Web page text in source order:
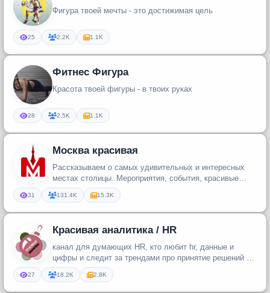
Фигура твоей мечты - это достижимая цель
25 2.2K 1.1K
Фитнес Фигура
Красота твоей фигуры - в твоих руках
28 2.5K 1.1K
Москва красивая
Рассказываем о самых удивительных и интересных
местах столицы. Мероприятия, события, красивые
локации и заведения Москв...
31 131.4K 15.3K
Красивая аналитика / HR
канал для думающих HR, кто любит hr, данные и
цифры и следит за трендами про принятие решений на
основе hr-данных и авт...
27 18.2K 2.8K